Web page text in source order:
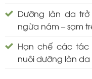
Dưỡng làn da
ngừa nám – sạm
Hạn chế các
nuôi dưỡng làn da